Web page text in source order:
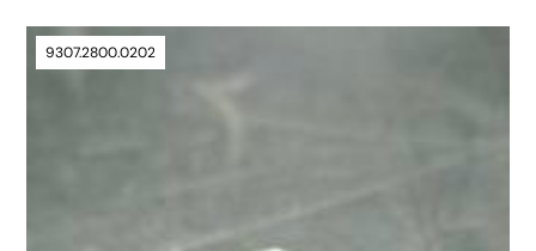
9307.2800.0202